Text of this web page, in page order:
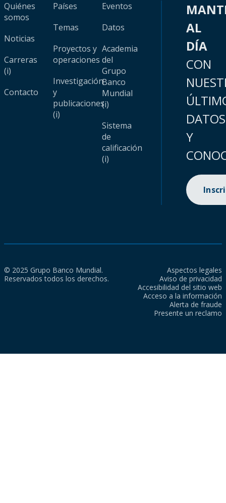
Quiénes
somos
Noticias
Carreras
(i)
Contacto
Países
Temas
Proyectos y
operaciones
Investigación
y
publicaciones
(i)
Eventos
Datos
Academia
del
Grupo
Banco
Mundial
(i)
Sistema
de
calificación
(i)
AL
DÍA
CON
DATOS
Y
© 2025 Grupo Banco Mundial.
Reservados todos los derechos.
Aspectos legales
Aviso de privacidad
Accesibilidad del sitio web
Acceso a la información
Alerta de fraude
Presente un reclamo